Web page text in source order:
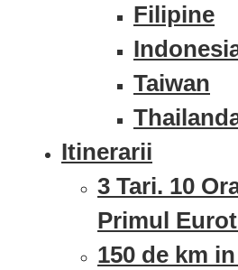
Filipine
Taiwan
Itinerarii
3 Tari. 10
Primul
150 de km